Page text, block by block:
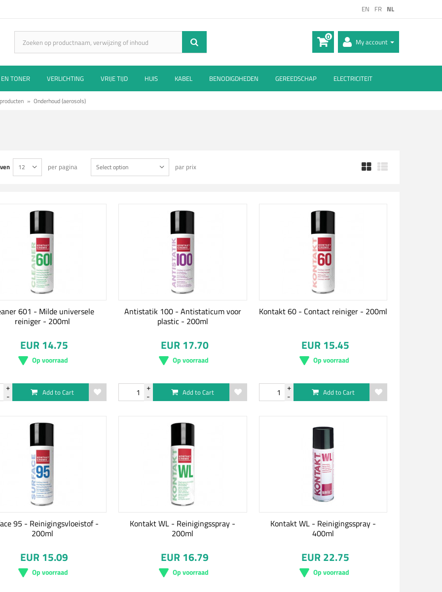
EN FR NL
My account
0
TONER VERLICHTING VRIJE TIJD HUIS KABEL BENODIGDHEDEN GEREEDSCHAP ELECTRICITEIT
» Onderhoud (aerosols)
12 per pagina Select option par prix
601 - Milde universele
reiniger - 200ml
EUR 14.75
Op voorraad
Add to Cart
Antistatik 100 - Antistaticum voor
plastic - 200ml
EUR 17.70
Op voorraad
Add to Cart
Kontakt 60 - Contact reiniger - 200ml
EUR 15.45
Op voorraad
Add to Cart
95 - Reinigingsvloeistof -
200ml
EUR 15.09
Op voorraad
Kontakt WL - Reinigingsspray -
200ml
EUR 16.79
Op voorraad
Kontakt WL - Reinigingsspray -
400ml
EUR 22.75
Op voorraad